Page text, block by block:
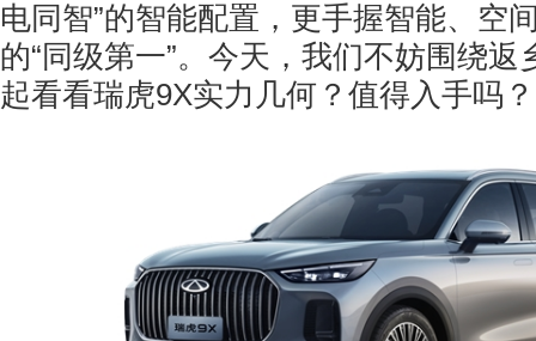
电同智”的智能配置，更手握智能、空
的“同级第一”。今天，我们不妨围绕返
起看看瑞虎9X实力几何？值得入手吗？